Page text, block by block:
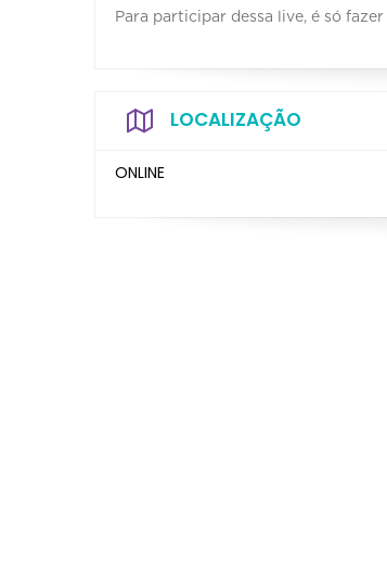
Para participar dessa live, é só
LOCALIZAÇÃO
ONLINE